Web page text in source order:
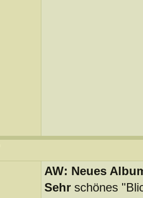
AW: Neues
Sehrschönes